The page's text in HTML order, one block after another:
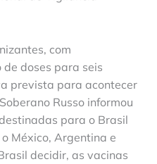
com
doses para seis
prevista para acontecer
Russo informou
para o Brasil
México, Argentina e
decidir, as vacinas